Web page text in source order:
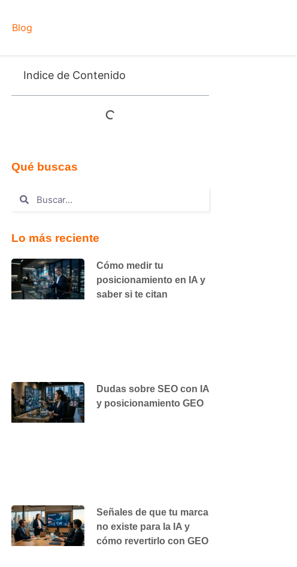
Blog
Indice de Contenido
Qué buscas
Lo más reciente
Cómo medir tu
posicionamiento en IA y
saber si te citan
Dudas sobre SEO con IA
y posicionamiento GEO
Señales de que tu marca
no existe para la IA y
cómo revertirlo con GEO